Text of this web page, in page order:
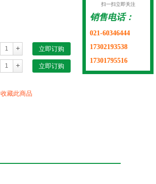
立即订购
立即订购
收藏此商品
扫一扫立即关注
销售电话：
021-60346444
17302193538
17301795516